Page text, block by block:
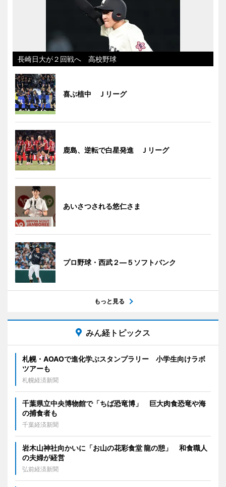
長崎日大が２回戦へ 高校野球
喜ぶ植中 Ｊリーグ
鹿島、逆転で白星発進 Ｊリーグ
あいさつされる悠仁さま
プロ野球・西武２―５ソフトバンク
もっと見る
みん経トピックス
札幌・AOAOで進化学ぶスタンプラリー 小学生向けラボ
ツアーも
札幌経済新聞
千葉県立中央博物館で「ちば恐竜博」 巨大肉食恐竜や海
の捕食者も
千葉経済新聞
岩木山神社向かいに「お山の花彩食堂 龍の憩」 和食職人
の夫婦が経営
弘前経済新聞